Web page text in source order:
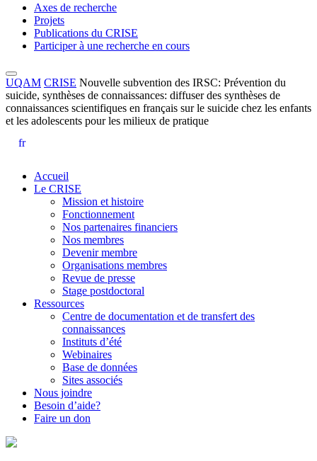
Axes de recherche
Projets
Publications du CRISE
Participer à une recherche en cours
UQAM CRISE Nouvelle subvention des IRSC: Prévention du
suicide, synthèses de connaissances: diffuser des synthèses de
connaissances scientifiques en français sur le suicide chez les enfants
et les adolescents pour les milieux de pratique
fr
Accueil
Le CRISE
Mission et histoire
Fonctionnement
Nos partenaires financiers
Nos membres
Devenir membre
Organisations membres
Revue de presse
Stage postdoctoral
Ressources
Centre de documentation et de transfert des
connaissances
Instituts d’été
Webinaires
Base de données
Sites associés
Nous joindre
Besoin d’aide?
Faire un don